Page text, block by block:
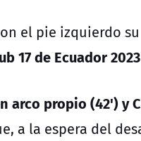
el pie izquierdo
17 de Ecuador 2023
arco propio (42')
a la espera del